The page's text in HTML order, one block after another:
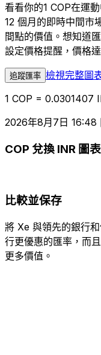
看看你的1 COP在運
12 個月的即時中間市
間點的價值。想知道
設定價格提醒，價格
追蹤匯率 檢視完整圖
1 COP = 0.0301407
2026年8月7日 16:48
COP 兌換 INR 圖表
比較並保存
將 Xe 與領先的銀行
行更優惠的匯率，而
更多價值。